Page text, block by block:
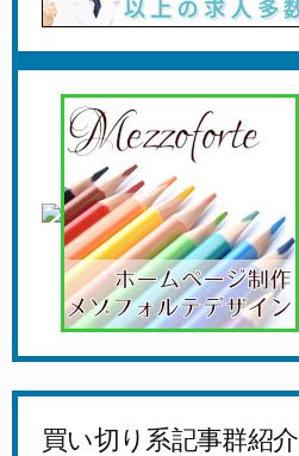
買い切り系記事群紹介